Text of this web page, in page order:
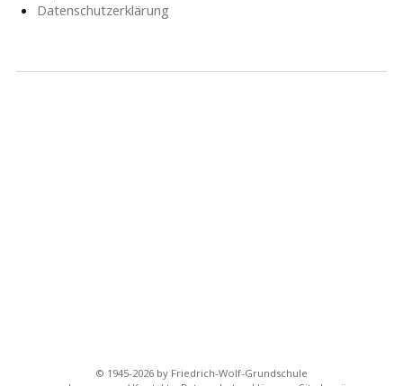
Datenschutzerklärung
© 1945-2026 by Friedrich-Wolf-Grundschule